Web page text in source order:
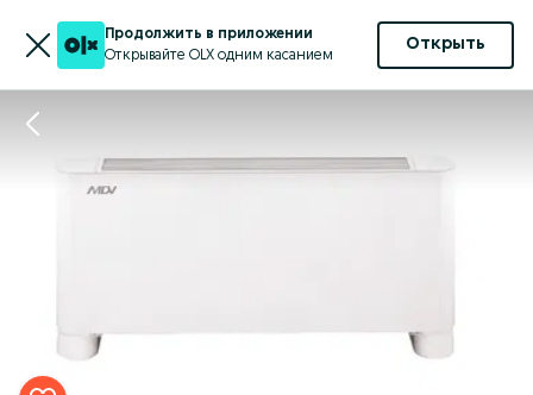
Продолжить в приложении
Открывайте OLX одним касанием
Открыть